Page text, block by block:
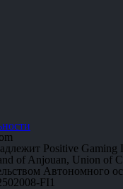
Positive Gaming
of Anjouan, Union of
Автономного
FI1